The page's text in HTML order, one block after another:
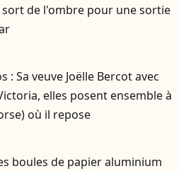
de l'ombre pour une sortie
: Sa veuve Joëlle Bercot avec
elles posent ensemble à
où il repose
boules de papier aluminium